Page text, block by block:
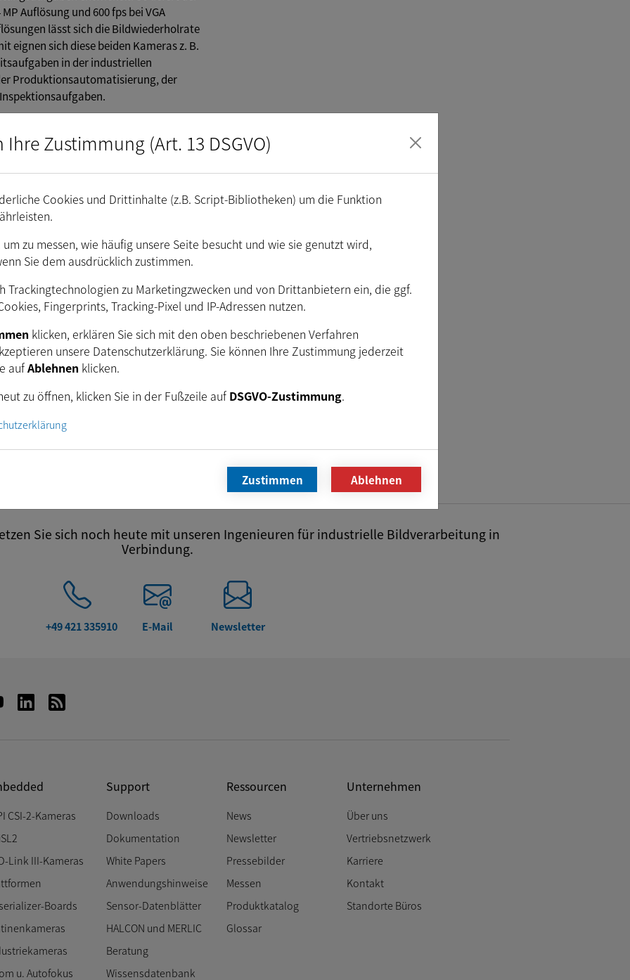
Auflösung und 600 fps bei VGA
lässt sich die Bildwiederholrate
eignen sich diese beiden Kameras z. B.
in der industriellen
Produktionsautomatisierung, der
von (30 x 30 x 12 mm) und
ermöglichen eine einfache Integration in
Das gute Preis-/Leistungsverhältnis
Embedded Machine Vision interessant.
über eine kompakte und robuste
mit C/CS oder S-mount Anschluss.
kostenlose Software-Tools und SDKs
Dazu zählen neben dem" IC
Endbenutzer-Software "IC Capture" für
"IC 3D" für die 3D-
"IC Measure" eignet sich für die
Vermessung und "IC Barcode" ist ein
Erkennung.
Sie sich noch heute mit unseren Ingenieuren für industrielle Bildverarbeitung in
Verbindung.
+49 421 335910 E-Mail Newsletter
CSI-2-Kameras
Link III-Kameras
Boards
u. Autofokus
Support
Downloads
Dokumentation
White Papers
Anwendungshinweise
Sensor-Datenblätter
HALCON und MERLIC
Beratung
Wissensdatenbank
Ressourcen
News
Newsletter
Pressebilder
Messen
Produktkatalog
Glossar
Unternehmen
Über uns
Vertriebsnetzwerk
Karriere
Kontakt
Standorte Büros
Zustimmung (Art. 13 DSGVO)
Cookies und Drittinhalte (z.B. Script-Bibliotheken) um die Funktion
zu messen, wie häufig unsere Seite besucht und wie sie genutzt wird,
Sie dem ausdrücklich zustimmen.
Trackingtechnologien zu Marketingzwecken und von Drittanbietern ein, die ggf.
Fingerprints, Tracking-Pixel und IP-Adressen nutzen.
klicken, erklären Sie sich mit den oben beschriebenen Verfahren
unsere Datenschutzerklärung. Sie können Ihre Zustimmung jederzeit
aufAblehnen klicken.
zu öffnen, klicken Sie in der Fußzeile auf DSGVO-Zustimmung.
Zustimmen Ablehnen